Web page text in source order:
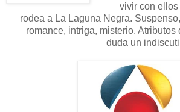
vivir con
rodea a La Laguna Negra.
romance, intriga, misterio. Atributos
duda un